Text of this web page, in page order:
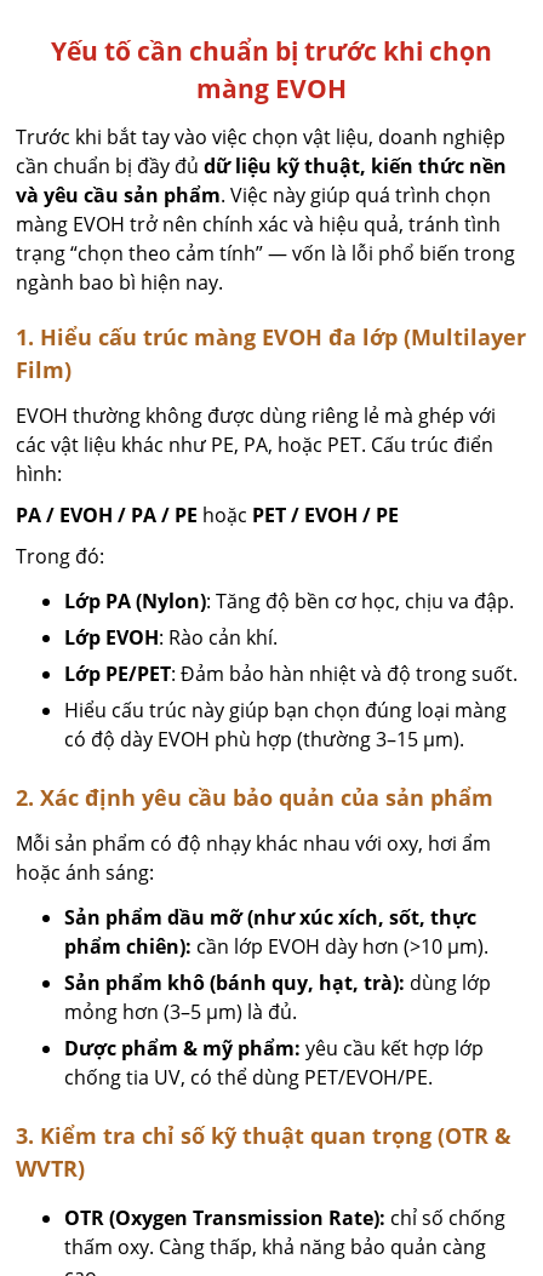
Yếu tố cần chuẩn bị trước khi chọn
màng EVOH
Trước khi bắt tay vào việc chọn vật liệu, doanh nghiệp
cần chuẩn bị đầy đủdữ liệu kỹ thuật, kiến thức nền
và yêu cầu sản phẩm. Việc này giúp quá trình chọn
màng EVOH trở nên chính xác và hiệu quả, tránh tình
trạng “chọn theo cảm tính” — vốn là lỗi phổ biến trong
ngành bao bì hiện nay.
1. Hiểu cấu trúc màng EVOH đa lớp (Multilayer
Film)
EVOH thường không được dùng riêng lẻ mà ghép với
các vật liệu khác như PE, PA, hoặc PET. Cấu trúc điển
hình:
PA / EVOH / PA / PE hoặc PET / EVOH / PE
Trong đó:
Lớp PA (Nylon): Tăng độ bền cơ học, chịu va đập.
Lớp EVOH: Rào cản khí.
Lớp PE/PET: Đảm bảo hàn nhiệt và độ trong suốt.
Hiểu cấu trúc này giúp bạn chọn đúng loại màng
có độ dày EVOH phù hợp (thường 3–15 µm).
2. Xác định yêu cầu bảo quản của sản phẩm
Mỗi sản phẩm có độ nhạy khác nhau với oxy, hơi ẩm
hoặc ánh sáng:
Sản phẩm dầu mỡ (như xúc xích, sốt, thực
phẩm chiên): cần lớp EVOH dày hơn (>10 µm).
Sản phẩm khô (bánh quy, hạt, trà): dùng lớp
mỏng hơn (3–5 µm) là đủ.
Dược phẩm & mỹ phẩm: yêu cầu kết hợp lớp
chống tia UV, có thể dùng PET/EVOH/PE.
3. Kiểm tra chỉ số kỹ thuật quan trọng (OTR &
WVTR)
OTR (Oxygen Transmission Rate): chỉ số chống
thấm oxy. Càng thấp, khả năng bảo quản càng